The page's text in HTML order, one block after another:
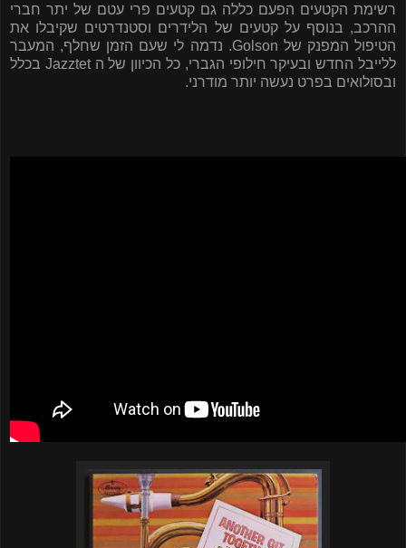
רשימת הקטעים הפעם כללה גם קטעים פרי עטם של יתר חברי
ההרכב, בנוסף על קטעים של הלידרים וסטנדרטים שקיבלו את
הטיפול המפנק של Golson. נדמה לי שעם הזמן שחלף, המעבר
ללייבל החדש ובעיקר חילופי הגברי, כל הכיוון של הJazztet בכלל
ובסולואים בפרט נעשה יותר מודרני.